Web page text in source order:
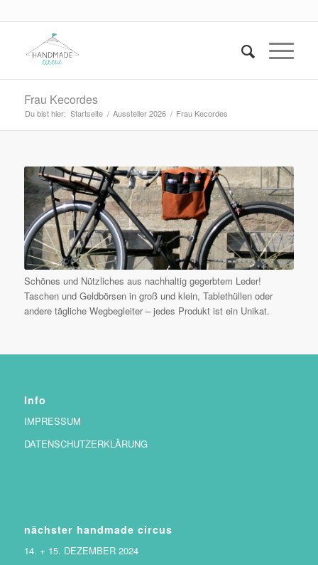
Frau Kecordes
Du bist hier: Startseite / Aussteller 2026 / Frau Kecordes
Schönes und Nützliches aus nachhaltig gegerbtem Leder!
Taschen und Geldbörsen in groß und klein, Tablethüllen oder
andere tägliche Wegbegleiter – jedes Produkt ist ein Unikat.
Info
IMPRESSUM
DATENSCHUTZERKLÄRUNG
nächster handmade circus
14. + 15. DEZEMBER 2024